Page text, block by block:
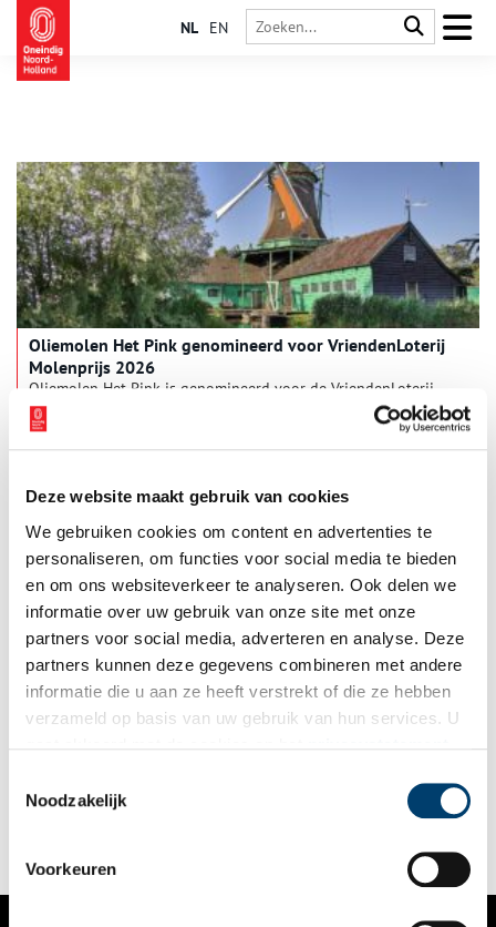
Deze website maakt gebruik van cookies
We gebruiken cookies om content en advertenties te
personaliseren, om functies voor social media te bieden
en om ons websiteverkeer te analyseren. Ook delen we
informatie over uw gebruik van onze site met onze
partners voor social media, adverteren en analyse. Deze
partners kunnen deze gegevens combineren met andere
informatie die u aan ze heeft verstrekt of die ze hebben
verzameld op basis van uw gebruik van hun services. U
Noodzakelijk
Voorkeuren
NL EN
Oliemolen Het Pink genomineerd voor VriendenLoterij
Molenprijs 2026
Oliemolen Het Pink is genomineerd voor de VriendenLoterij
Molenprijs 2026. Samen met vier andere molens uit Nederland
maakt Het Pink kans op de hoofdprijs van € 50.000 voor een
bijzonder restauratie- en herbestemmingsproject.
Nominatieperiode Erfgoedvrijwilligersprijs van start
Vanaf 1 juni kunnen vrijwilligersteams uit de erfgoedwereld
worden genomineerd voor de Erfgoedvrijwilligersprijs 2026.
cultureel erfgoed in Nederland. Nieuw dit jaar is dat iedere
provinciale finalist gegarandeerd € 1.000 ontvangt.